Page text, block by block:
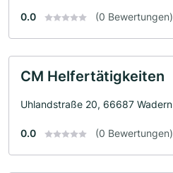
0.0 (0 Bewertungen)
CM Helfertätigkeiten
Uhlandstraße 20, 66687 Wadern
0.0 (0 Bewertungen)